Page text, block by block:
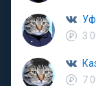
3
7